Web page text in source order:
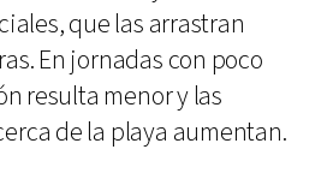
que las arrastran
En jornadas con poco
resulta menor y las
de la playa aumentan.